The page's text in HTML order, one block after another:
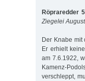
Röpraredder
Ziegelei
Der Knabe
Er erhielt
am 7.6.1922,
Kamenz-
verschleppt,